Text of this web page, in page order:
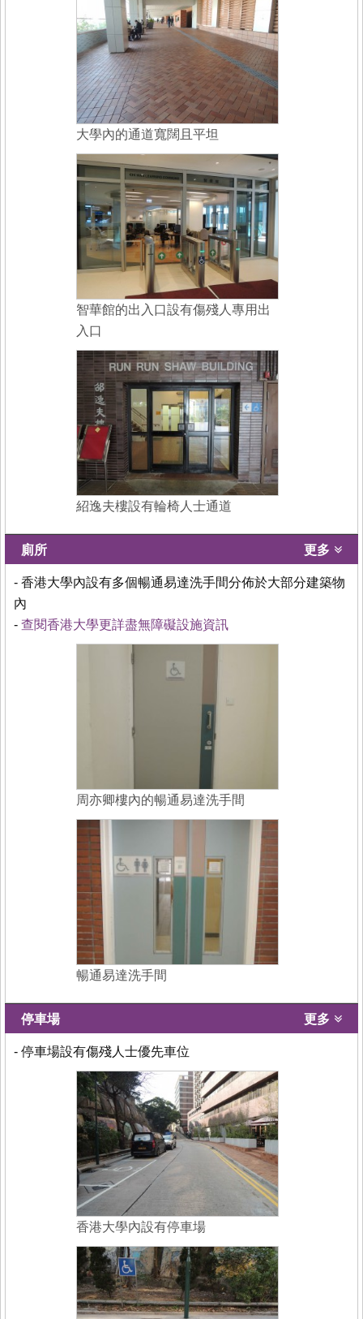
大學內的通道寬闊且平坦
智華館的出入口設有傷殘人專用出
入口
紹逸夫樓設有輪椅人士通道
廁所 更多
- 香港大學內設有多個暢通易達洗手間分佈於大部分建築物
內
- 查閱香港大學更詳盡無障礙設施資訊
周亦卿樓內的暢通易達洗手間
暢通易達洗手間
停車場 更多
- 停車場設有傷殘人士優先車位
香港大學內設有停車場